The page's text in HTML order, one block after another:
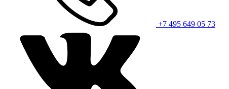
+7 495 649 05 73